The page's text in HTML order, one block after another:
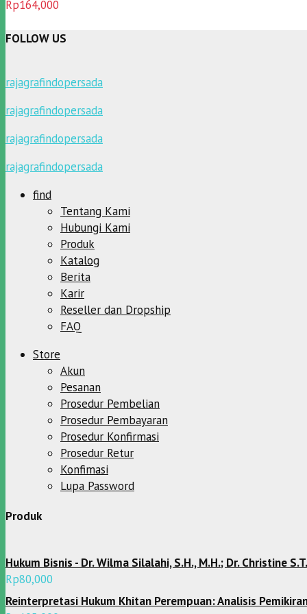
Dinilai5.00
dari 5
Rp164,000
FOLLOW US
rajagrafindopersada
rajagrafindopersada
rajagrafindopersada
rajagrafindopersada
find
Tentang Kami
Hubungi Kami
Produk
Katalog
Berita
Karir
Reseller dan Dropship
FAQ
Store
Akun
Pesanan
Prosedur Pembelian
Prosedur Pembayaran
Prosedur Konfirmasi
Prosedur Retur
Konfimasi
Lupa Password
Produk
Hukum Bisnis - Dr. Wilma Silalahi, S.H., M.H.; Dr. Christine
Rp80,000
Reinterpretasi Hukum Khitan Perempuan: Analisis